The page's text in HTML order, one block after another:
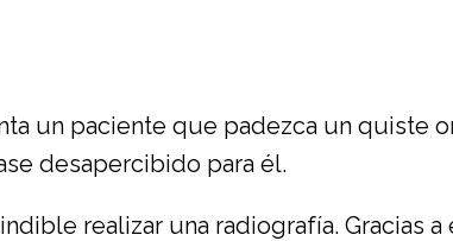
un paciente que padezca un quiste
desapercibido para él.
realizar una radiografía. Gracias